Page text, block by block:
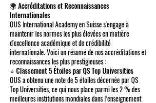
🌍 Accréditations et Reconnaissances
Internationales
OUS International Academy en Suisse s'engage à
maintenir les normes les plus élevées en matière
d'excellence académique et de crédibilité
internationale. Voici un résumé de nos accréditations et
reconnaissances les plus prestigieuses :
⭐ Classement 5 Étoiles par QS Top Universities
OUS a obtenu une note de 5 étoiles décernée par QS
Top Universities, ce qui nous place parmi les 2 % des
meilleures institutions mondiales dans l’enseignement